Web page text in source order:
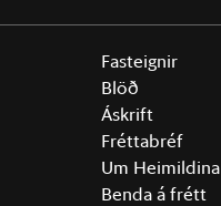
Fasteignir
Blöð
Áskrift
Fréttabréf
Um Heimildina
Benda á frétt